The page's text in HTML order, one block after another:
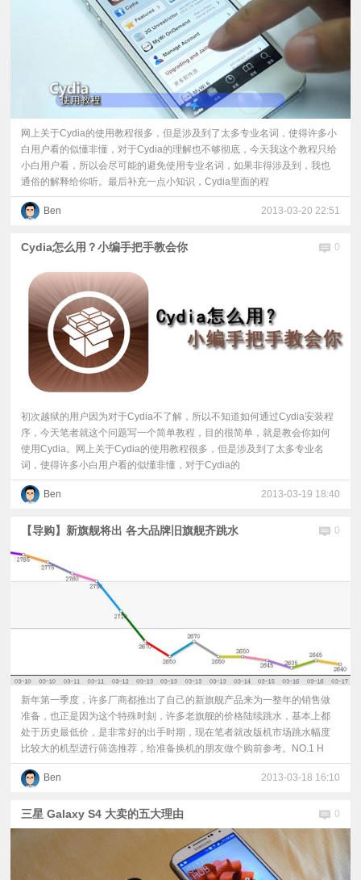
网上关于Cydia的使用教程很多，但是涉及到了太多专业名词，使得许多小
白用户看的似懂非懂，对于Cydia的理解也不够彻底，今天我这个教程只给
小白用户看，所以会尽可能的避免使用专业名词，如果非得涉及到，我也
通俗的解释给你听。最后补充一点小知识，Cydia里面的程
Ben 2013-03-20 22:51
Cydia怎么用？小编手把手教会你 0
初次越狱的用户因为对于Cydia不了解，所以不知道如何通过Cydia安装程
序，今天笔者就这个问题写一个简单教程，目的很简单，就是教会你如何
使用Cydia。网上关于Cydia的使用教程很多，但是涉及到了太多专业名
词，使得许多小白用户看的似懂非懂，对于Cydia的
Ben 2013-03-19 18:40
【导购】新旗舰将出 各大品牌旧旗舰齐跳水 0
新年第一季度，许多厂商都推出了自己的新旗舰产品来为一整年的销售做
准备，也正是因为这个特殊时刻，许多老旗舰的价格陆续跳水，基本上都
处于历史最低价，是非常好的出手时期，现在笔者就改版机市场跳水幅度
比较大的机型进行筛选推荐，给准备换机的朋友做个购前参考。NO.1 H
Ben 2013-03-18 16:10
三星 Galaxy S4 大卖的五大理由 0